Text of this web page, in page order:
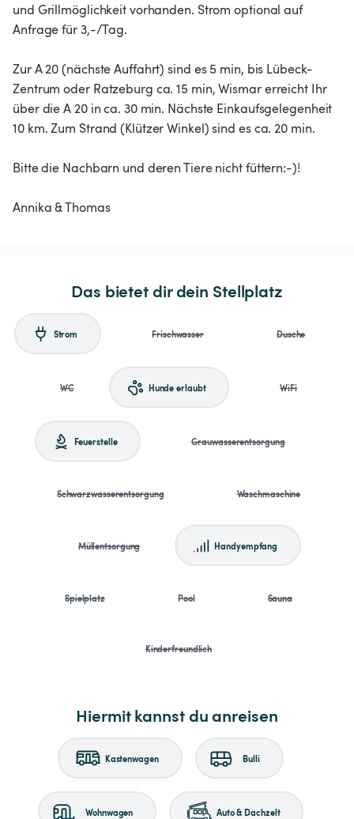
und Grillmöglichkeit vorhanden. Strom optional auf
Anfrage für 3,-/Tag.
Zur A 20 (nächste Auffahrt) sind es 5 min, bis Lübeck-
Zentrum oder Ratzeburg ca. 15 min, Wismar erreicht Ihr
über die A 20 in ca. 30 min. Nächste Einkaufsgelegenheit
10 km. Zum Strand (Klützer Winkel) sind es ca. 20 min.
Bitte die Nachbarn und deren Tiere nicht füttern:-)!
Annika & Thomas
Das bietet dir dein Stellplatz
Strom Frischwasser Dusche
WC Hunde erlaubt WiFi
Feuerstelle Grauwasserentsorgung
Schwarzwasserentsorgung Waschmaschine
Müllentsorgung Handyempfang
Spielplatz Pool Sauna
Kinderfreundlich
Hiermit kannst du anreisen
Kastenwagen Bulli
Wohnwagen Auto & Dachzelt